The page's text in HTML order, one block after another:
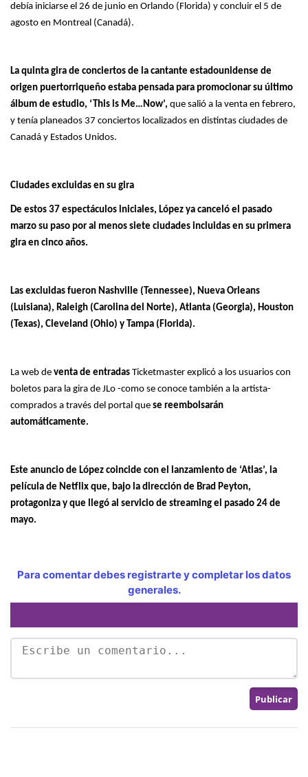
debía iniciarse el 26 de junio en Orlando (Florida) y concluir el 5 de
agosto en Montreal (Canadá).
La quinta gira de conciertos de la cantante estadounidense de
origen puertorriqueño estaba pensada para promocionar su último
álbum de estudio, ‘This is Me…Now’, que salió a la venta en febrero,
y tenía planeados 37 conciertos localizados en distintas ciudades de
Canadá y Estados Unidos.
Ciudades excluidas en su gira
De estos 37 espectáculos iniciales, López ya canceló el pasado
marzo su paso por al menos siete ciudades incluidas en su primera
gira en cinco años.
Las excluidas fueron Nashville (Tennessee), Nueva Orleans
(Luisiana), Raleigh (Carolina del Norte), Atlanta (Georgia), Houston
(Texas), Cleveland (Ohio) y Tampa (Florida).
La web de venta de entradas Ticketmaster explicó a los usuarios con
boletos para la gira de JLo -como se conoce también a la artista-
comprados a través del portal que se reembolsarán
automáticamente.
Este anuncio de López coincide con el lanzamiento de ‘Atlas’, la
película de Netflix que, bajo la dirección de Brad Peyton,
protagoniza y que llegó al servicio de streaming el pasado 24 de
mayo.
Para comentar debes registrarte y completar los datos
generales.